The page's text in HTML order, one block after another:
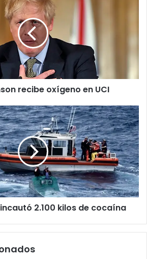
recibe oxígeno en UCI
2.100 kilos de cocaína